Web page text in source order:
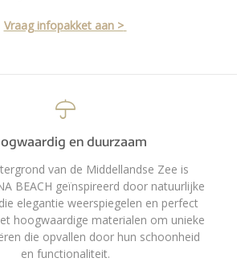
Vraag infopakket aan >
en duurzaam
van de Middellandse Zee is
BEACH geïnspireerd door natuurlijke
elegantie weerspiegelen en perfect
hoogwaardige materialen om unieke
die opvallen door hun schoonheid
en functionaliteit.